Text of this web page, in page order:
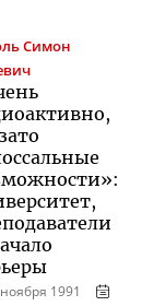
Симон
1991